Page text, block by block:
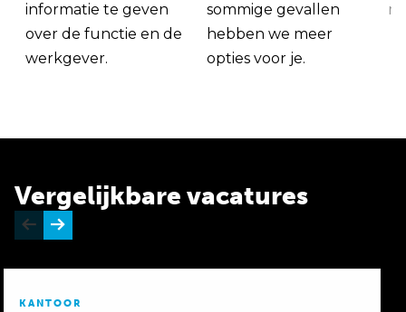
informatie te geven
over de functie en de
werkgever.
sommige gevallen
hebben we meer
opties voor je.
Vergelijkbare vacatures
KANTOOR